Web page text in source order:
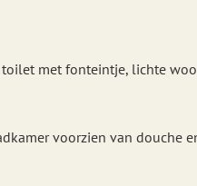
met fonteintje, lichte
voorzien van douche